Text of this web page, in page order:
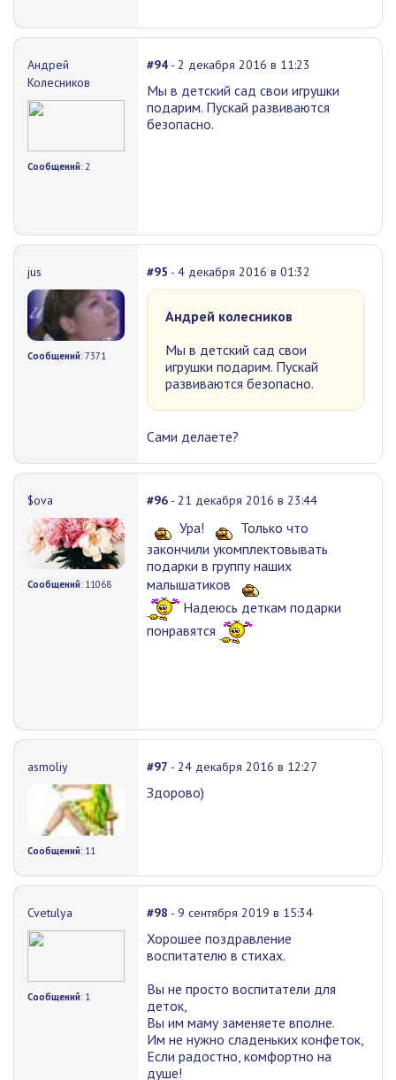
Андрей
Колесников
Сообщений: 2
#94 - 2 декабря 2016 в 11:23
Мы в детский сад свои игрушки
подарим. Пускай развиваются
безопасно.
jus
Сообщений: 7371
#95 - 4 декабря 2016 в 01:32
Андрей колесников
Мы в детский сад свои
игрушки подарим. Пускай
развиваются безопасно.
Сами делаете?
$ova
Сообщений: 11068
#96 - 21 декабря 2016 в 23:44
Ура!
Только что
закончили укомплектовывать
подарки в группу наших
малышатиков
Надеюсь деткам подарки
понравятся
asmoliy
Сообщений: 11
#97 - 24 декабря 2016 в 12:27
Здорово)
Cvetulya
Сообщений: 1
#98 - 9 сентября 2019 в 15:34
Хорошее поздравление
воспитателю в стихах.
Вы не просто воспитатели для
деток,
Вы им маму заменяете вполне.
Им не нужно сладеньких конфеток,
Если радостно, комфортно на
душе!